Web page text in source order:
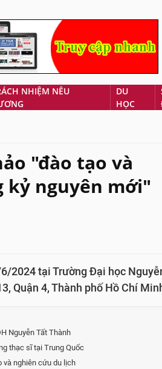
NHIỆM NÊU
DU
HỌC
"đào tạo và
kỷ nguyên mới"
2024 tại Trường Đại học
Quận 4, Thành phố Hồ Chí
Nguyễn Tất Thành
thạc sĩ tại Trung Quốc
và nghiên cứu du lịch